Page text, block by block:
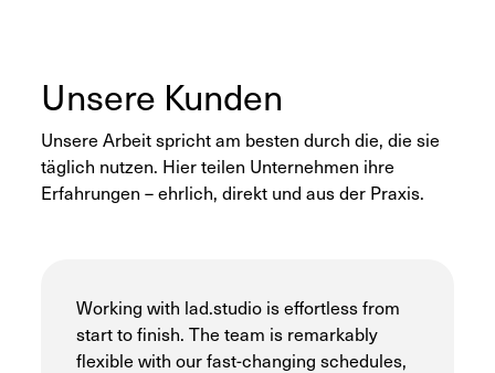
Unsere Kunden
Unsere Arbeit spricht am besten durch die, die sie
täglich nutzen. Hier teilen Unternehmen ihre
Erfahrungen – ehrlich, direkt und aus der Praxis.
Working with lad.studio is effortless from
start to finish. The team is remarkably
flexible with our fast-changing schedules,